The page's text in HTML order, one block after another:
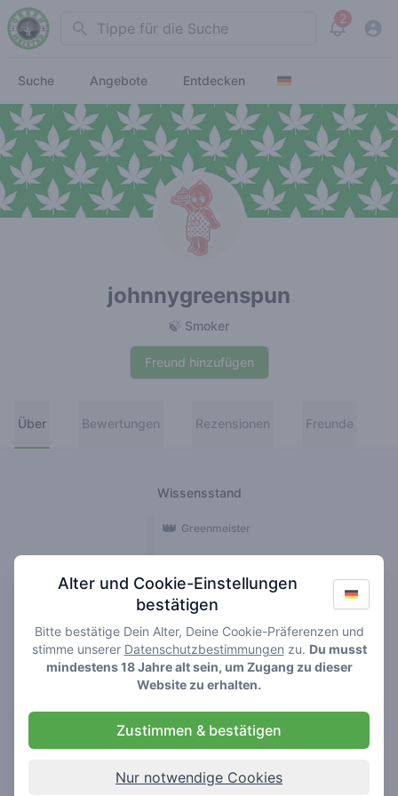
Search 2
View
Suche Angebote Entdecken
johnnygreenspun
🍃 Smoker
Freund hinzufügen
Über Bewertungen Rezensionen Freunde
Wissensstand
🍃 Smoker
🌱 Roller
🥦 Stoner
👑 Greenmeister
Rezensionen
Bewertungen
Alter und Cookie-Einstellungen
bestätigen
Bitte bestätige Dein Alter, Deine Cookie-Präferenzen und
stimme unserer Datenschutzbestimmungen zu. Du musst
mindestens 18 Jahre alt sein, um Zugang zu dieser
Website zu erhalten.
Zustimmen & bestätigen
Nur notwendige Cookies